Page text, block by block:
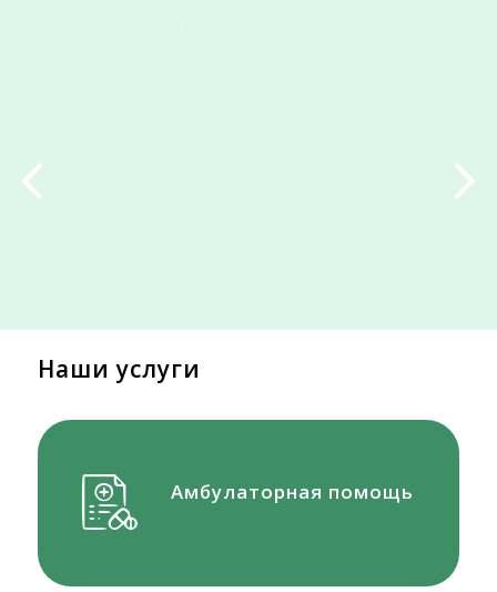
воспалительных артропатий, дегенеративных изменений, а
также для исключения паранеопластических и
Наши услуги
Амбулаторная помощь